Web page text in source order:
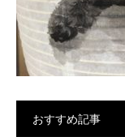
おすすめ記事